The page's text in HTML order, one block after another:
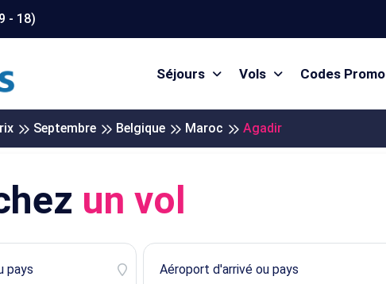
- 18)
Séjours Vols Codes Promo
Septembre Belgique Maroc Agadir
un vol